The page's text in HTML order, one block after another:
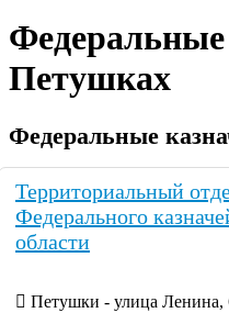
Федеральные
Петушках
Федеральные
Территориальный
Федерального
области
Петушки - улица Ленина,